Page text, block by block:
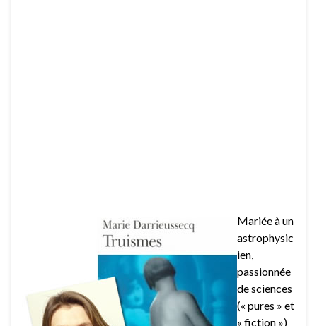
Mariée à un
astrophysic
ien,
passionnée
de sciences
(« pures » et
« fiction »)